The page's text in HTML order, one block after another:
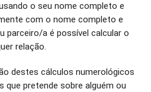
o seu nome completo e
com o nome completo e
parceiro/a é possível calcular o
relação.
destes cálculos numerológicos
que pretende sobre alguém ou